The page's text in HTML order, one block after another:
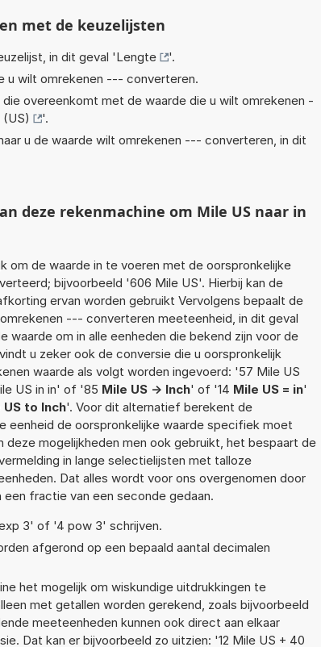
met de keuzelijsten
in dit geval 'Lengte
'.
u wilt omrekenen --- converteren.
overeenkomt met de waarde die u wilt omrekenen -
(US)
'.
u de waarde wilt omrekenen --- converteren, in dit
deze rekenmachine om Mile US naar in
om de waarde in te voeren met de oorspronkelijke
bijvoorbeeld '606 Mile US'. Hierbij kan de
ervan worden gebruikt Vervolgens bepaalt de
--- converteren meeteenheid, in dit geval
waarde om in alle eenheden die bekend zijn voor de
u zeker ook de conversie die u oorspronkelijk
waarde als volgt worden ingevoerd: '57 Mile US
US in in' of '85 Mile US -> Inch' of '14 Mile US = in'
US to Inch'. Voor dit alternatief berekent de
eenheid de oorspronkelijke waarde specifiek moet
mogelijkheden men ook gebruikt, het bespaart de
in lange selectielijsten met talloze
Dat alles wordt voor ons overgenomen door
fractie van een seconde gedaan.
3' of '4 pow 3' schrijven.
afgerond op een bepaald aantal decimalen
het mogelijk om wiskundige uitdrukkingen te
met getallen worden gerekend, zoals bijvoorbeeld
meeteenheden kunnen ook direct aan elkaar
Dat kan er bijvoorbeeld zo uitzien: '12 Mile US + 40